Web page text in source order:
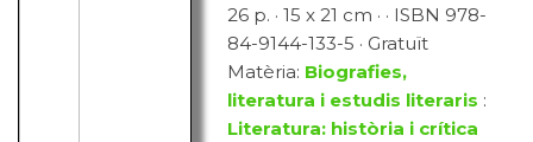
26 p. · 15 x 21 cm · · ISBN 978-
84-9144-133-5 · Gratuït
Matèria: Biografies,
literatura i estudis literaris :
Literatura: història i crítica